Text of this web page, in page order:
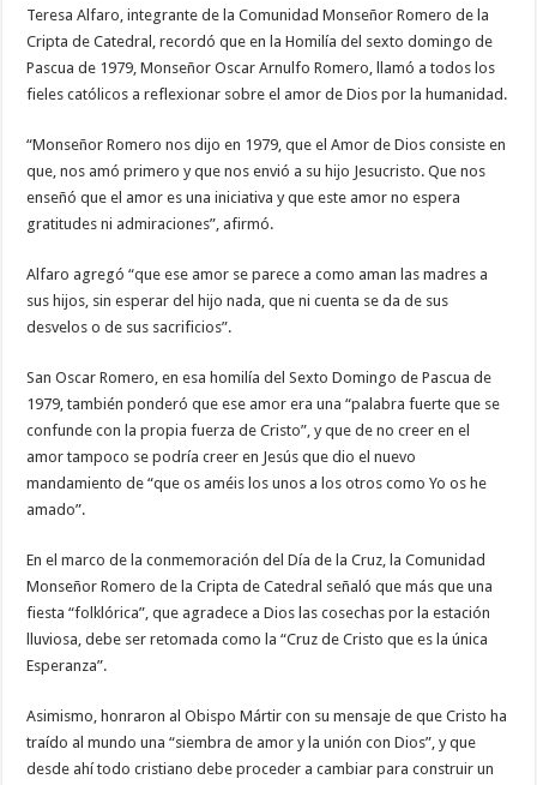
Teresa Alfaro, integrante de la Comunidad Monseñor Romero de la
Cripta de Catedral, recordó que en la Homilía del sexto domingo de
Pascua de 1979, Monseñor Oscar Arnulfo Romero, llamó a todos los
fieles católicos a reflexionar sobre el amor de Dios por la humanidad.
“Monseñor Romero nos dijo en 1979, que el Amor de Dios consiste en
que, nos amó primero y que nos envió a su hijo Jesucristo. Que nos
enseñó que el amor es una iniciativa y que este amor no espera
gratitudes ni admiraciones”, afirmó.
Alfaro agregó “que ese amor se parece a como aman las madres a
sus hijos, sin esperar del hijo nada, que ni cuenta se da de sus
desvelos o de sus sacrificios”.
San Oscar Romero, en esa homilía del Sexto Domingo de Pascua de
1979, también ponderó que ese amor era una “palabra fuerte que se
confunde con la propia fuerza de Cristo”, y que de no creer en el
amor tampoco se podría creer en Jesús que dio el nuevo
mandamiento de “que os améis los unos a los otros como Yo os he
amado”.
En el marco de la conmemoración del Día de la Cruz, la Comunidad
Monseñor Romero de la Cripta de Catedral señaló que más que una
fiesta “folklórica”, que agradece a Dios las cosechas por la estación
lluviosa, debe ser retomada como la “Cruz de Cristo que es la única
Esperanza”.
Asimismo, honraron al Obispo Mártir con su mensaje de que Cristo ha
traído al mundo una “siembra de amor y la unión con Dios”, y que
desde ahí todo cristiano debe proceder a cambiar para construir un